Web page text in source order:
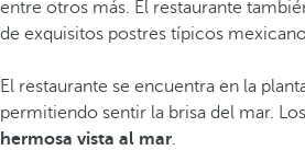
entre otros más. El restaurante
de exquisitos postres típicos
El restaurante se encuentra en la
permitiendo sentir la brisa del mar.
hermosa vista al mar.